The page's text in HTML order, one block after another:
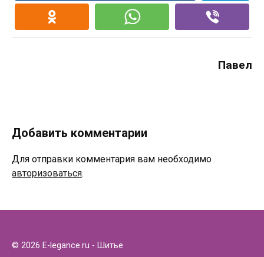
Павел
Добавить комментарии
Для отправки комментария вам необходимо
авторизоваться.
© 2026 E-legance.ru - Шитье